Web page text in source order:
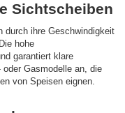
Sichtscheiben
durch ihre Geschwindigkeit
hohe
garantiert klare
Gasmodelle an, die
von Speisen eignen.